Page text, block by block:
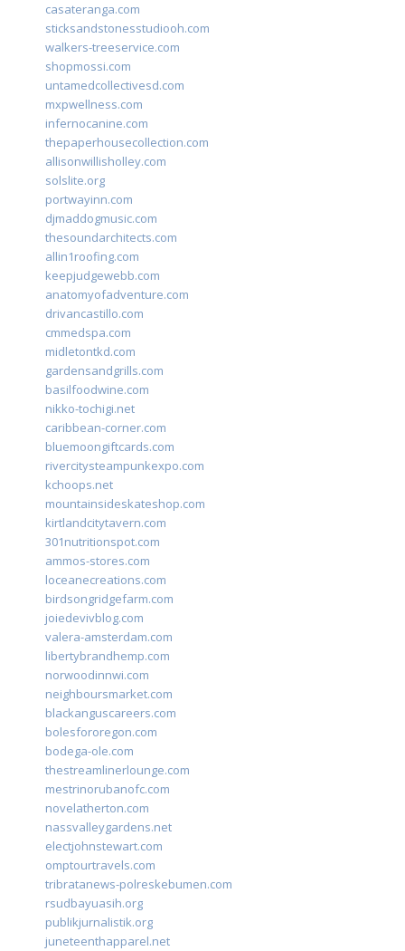
casateranga.com
sticksandstonesstudiooh.com
walkers-treeservice.com
shopmossi.com
untamedcollectivesd.com
mxpwellness.com
infernocanine.com
thepaperhousecollection.com
allisonwillisholley.com
solslite.org
portwayinn.com
djmaddogmusic.com
thesoundarchitects.com
allin1roofing.com
keepjudgewebb.com
anatomyofadventure.com
drivancastillo.com
cmmedspa.com
midletontkd.com
gardensandgrills.com
basilfoodwine.com
nikko-tochigi.net
caribbean-corner.com
bluemoongiftcards.com
rivercitysteampunkexpo.com
kchoops.net
mountainsideskateshop.com
kirtlandcitytavern.com
301nutritionspot.com
ammos-stores.com
loceanecreations.com
birdsongridgefarm.com
joiedevivblog.com
valera-amsterdam.com
libertybrandhemp.com
norwoodinnwi.com
neighboursmarket.com
blackanguscareers.com
bolesfororegon.com
bodega-ole.com
thestreamlinerlounge.com
mestrinorubanofc.com
novelatherton.com
nassvalleygardens.net
electjohnstewart.com
omptourtravels.com
tribratanews-polreskebumen.com
rsudbayuasih.org
publikjurnalistik.org
juneteenthapparel.net